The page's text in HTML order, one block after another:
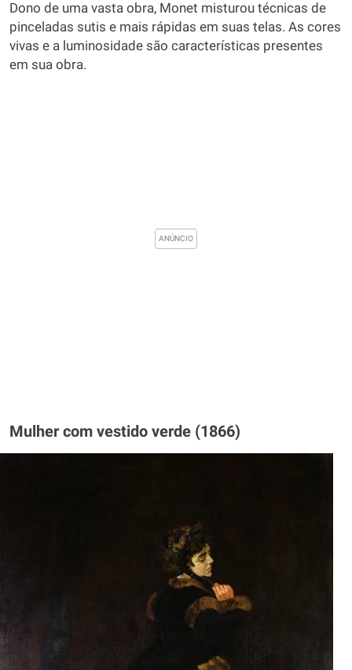
Dono de uma vasta obra, Monet misturou técnicas de
pinceladas sutis e mais rápidas em suas telas. As cores
vivas e a luminosidade são características presentes
em sua obra.
Mulher com vestido verde (1866)